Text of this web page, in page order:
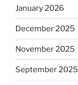
January 2026
December 2025
November 2025
September 2025